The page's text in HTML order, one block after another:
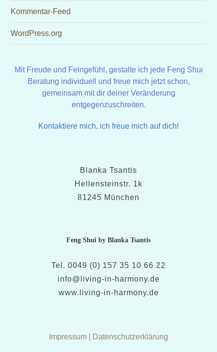
Kommentar-Feed
WordPress.org
Mit Freude und Feingefühl, gestalte ich jede Feng Shui
Beratung individuell und freue mich jetzt schon,
gemeinsam mit dir deiner Veränderung
entgegenzuschreiten.
Kontaktiere mich, ich freue mich auf dich!
Blanka Tsantis
Hellensteinstr. 1k
81245 München
Feng Shui by Blanka Tsantis
Tel. 0049 (0) 157 35 10 66 22
info@living-in-harmony.de
www.living-in-harmony.de
Impressum Datenschutzerklärung